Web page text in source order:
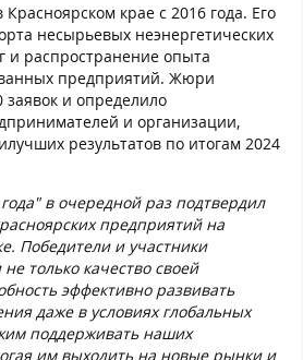
крае с 2016 года. Его
несырьевых неэнергетических
и распространение опыта
предприятий. Жюри
заявок и определило
и организации,
результатов по итогам 2024
в очередной раз подтвердил
предприятий на
Победители и участники
только качество своей
эффективно развивать
даже в условиях глобальных
поддерживать наших
им выходить на новые рынки и